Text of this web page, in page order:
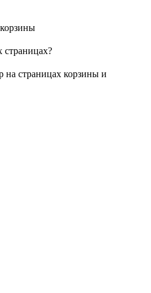
страницах?
страницах корзины и